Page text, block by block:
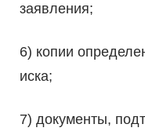
заявления;
6) копии
иска;
7) документы,